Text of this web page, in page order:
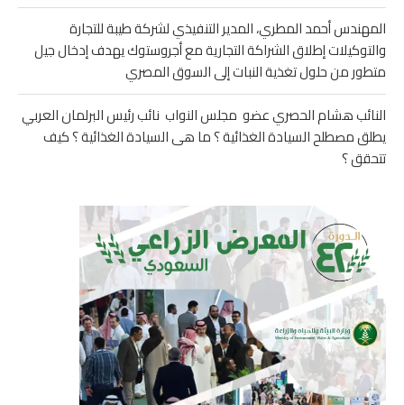
المهندس أحمد المطري، المدير التنفيذي لشركة طيبة للتجارة
والتوكيلات إطلاق الشراكة التجارية مع أجروستوك يهدف إدخال جيل
متطور من حلول تغذية النبات إلى السوق المصري
النائب هشام الحصري عضو مجلس النواب نائب رئيس البرلمان العربي
يطلق مصطلح السيادة الغذائية ؟ ما هى السيادة الغذائية ؟ كيف
تتحقق ؟